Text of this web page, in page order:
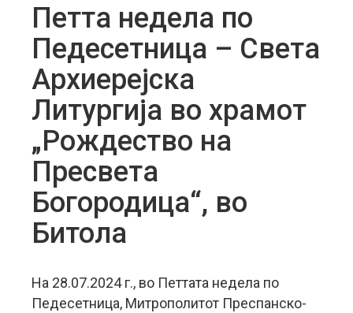
Петта недела по
Педесетница – Света
Aрхиерејска
Литургија во храмот
„Рождество на
Пресвета
Богородица“, во
Битола
На 28.07.2024 г., во Петтата недела по
Педесетница, Митрополитот Преспанско-